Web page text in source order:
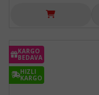
KARGO
BEDAVA
HIZLI
KARGO